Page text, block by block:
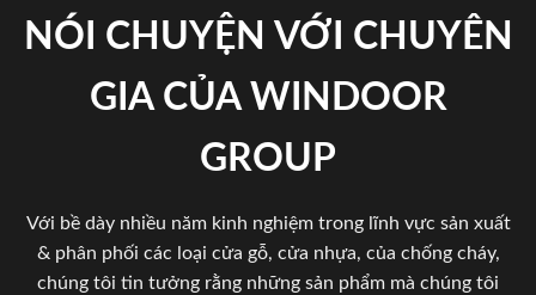
NÓI CHUYỆN VỚI CHUYÊN
GIA CỦA WINDOOR
GROUP
Với bề dày nhiều năm kinh nghiệm trong lĩnh vực sản xuất
& phân phối các loại cửa gỗ, cửa nhựa, của chống cháy,
chúng tôi tin tưởng rằng những sản phẩm mà chúng tôi